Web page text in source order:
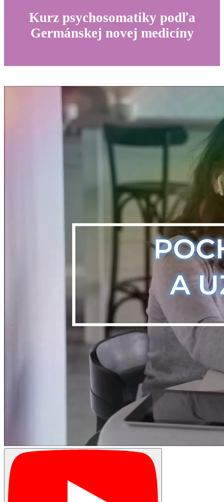
Kurz psychosomatiky podľa
Germánskej novej medicíny